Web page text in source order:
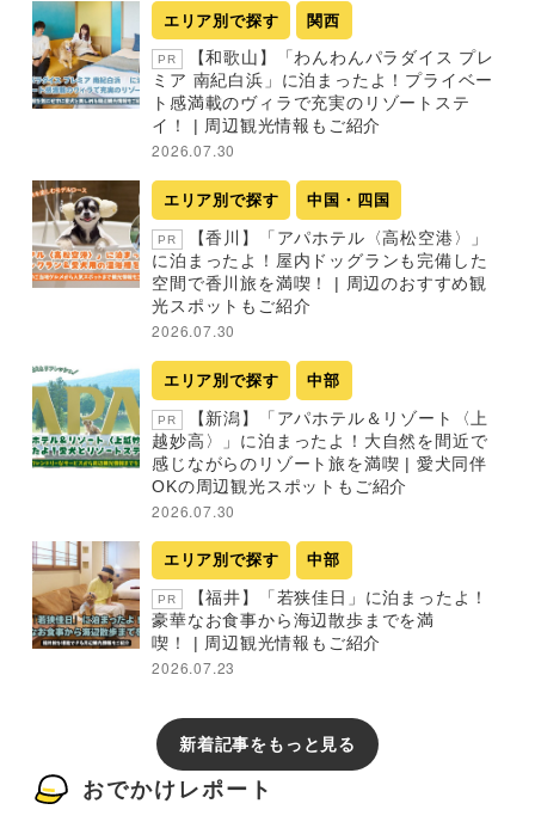
エリア別で探す 関西
PR
【和歌山】「わんわんパラダイス プレ
ミア 南紀白浜」に泊まったよ！プライベー
ト感満載のヴィラで充実のリゾートステ
イ！ | 周辺観光情報もご紹介
2026.07.30
エリア別で探す 中国・四国
PR
【香川】「アパホテル〈高松空港〉」
に泊まったよ！屋内ドッグランも完備した
空間で香川旅を満喫！ | 周辺のおすすめ観
光スポットもご紹介
2026.07.30
エリア別で探す 中部
PR
【新潟】「アパホテル＆リゾート〈上
越妙高〉」に泊まったよ！大自然を間近で
感じながらのリゾート旅を満喫 | 愛犬同伴
OKの周辺観光スポットもご紹介
2026.07.30
エリア別で探す 中部
PR
【福井】「若狭佳日」に泊まったよ！
豪華なお食事から海辺散歩までを満
喫！ | 周辺観光情報もご紹介
2026.07.23
新着記事をもっと見る
おでかけレポート